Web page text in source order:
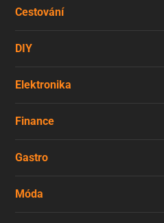
Cestování
DIY
Elektronika
Finance
Gastro
Móda